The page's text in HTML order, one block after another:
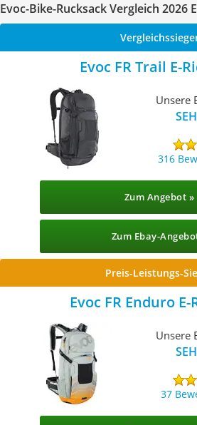
Evoc-Bike-Rucksack Vergleich 2026
Evoc FR Trail E-
Unsere
316
Zum Angebot »
Zum Ebay-
Preis-Leistungs-
Evoc FR Enduro E-
Unsere
37